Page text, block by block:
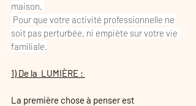
maison.
soit pas perturbée, ni empiète sur votre vie
familiale.
1) De la  LUMIÈRE :
La première chose à penser est